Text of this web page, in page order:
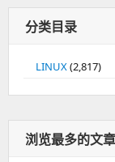
分类目录
LINUX(2,817)
浏览最多的文章